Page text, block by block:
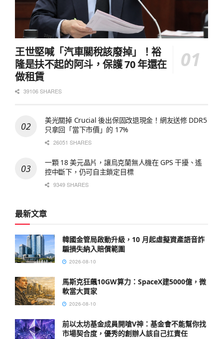
王世堅喊「汽車關稅該廢掉」！裕
隆是扶不起的阿斗，保護 70 年還在
做租賃
39106 SHARES
美光關掉 Crucial 後出保固改退現金！網友送修 DDR5
只拿回「當下市價」的 17%
26051 SHARES
一顆 18 美元晶片，讓烏克蘭無人機在 GPS 干擾、遙
控中斷下，仍可自主鎖定目標
9349 SHARES
最新文章
韓國金管局啟動升級，10 月起虛擬資產語音詐
騙損失納入賠償範圍
2026-08-10
馬斯克狂飆10GW算力：SpaceX建5000億，微
軟當大買家
2026-08-10
前以太坊基金成員開嗆V神：基金會不能幫你找
市場契合度，優秀的創辦人該自己扛責任